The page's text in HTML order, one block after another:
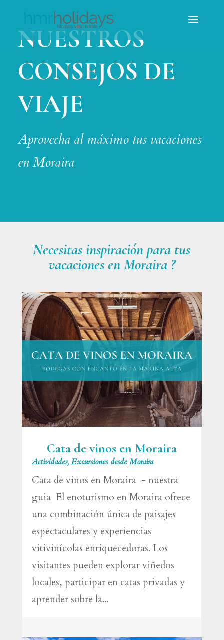
NUESTROS
CONSEJOS DE
VIAJE
Aprovecha al máximo tus vacaciones
en Moraira
Necesitas inspiración para tus
vacaciones en Moraira ?
Cata de vinos en Moraira
Actividades,Excursiones desde Moraira
Cata de vinos en Moraira - nuestra
guia El enoturismo en Moraira ofrece
una combinación única de paisajes
espectaculares y experiencias
vitivinícolas enriquecedoras. Los
visitantes pueden explorar viñedos
locales, participar en catas privadas y
aprender sobre la...